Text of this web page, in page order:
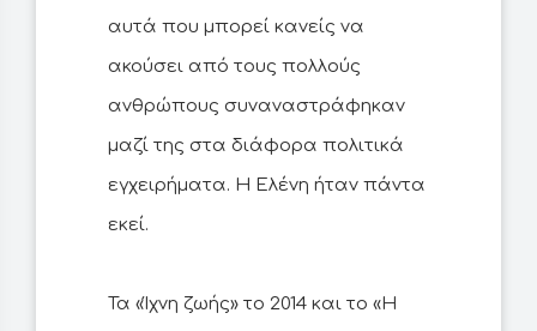
αυτά που μπορεί κανείς να
ακούσει από τους πολλούς
ανθρώπους συναναστράφηκαν
μαζί της στα διάφορα πολιτικά
εγχειρήματα. Η Ελένη ήταν πάντα
εκεί.
Τα «Ίχνη ζωής» το 2014 και το «Η